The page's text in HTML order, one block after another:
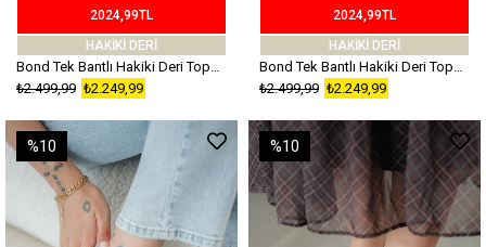
2024,99TL
HAKİKİ DERİ
Bond Tek Bantlı Hakiki Deri Topuklu Sandalet Taba
₺2.249,99
₺2.499,99
2024,99TL
HAKİKİ DERİ
Bond Tek Bantlı Hakiki Deri Topuklu Sandalet Siyah
₺2.249,99
₺2.499,99
%10 %10